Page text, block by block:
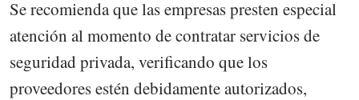
Se recomienda que las empresas presten especial
atención al momento de contratar servicios de
seguridad privada, verificando que los
proveedores estén debidamente autorizados,